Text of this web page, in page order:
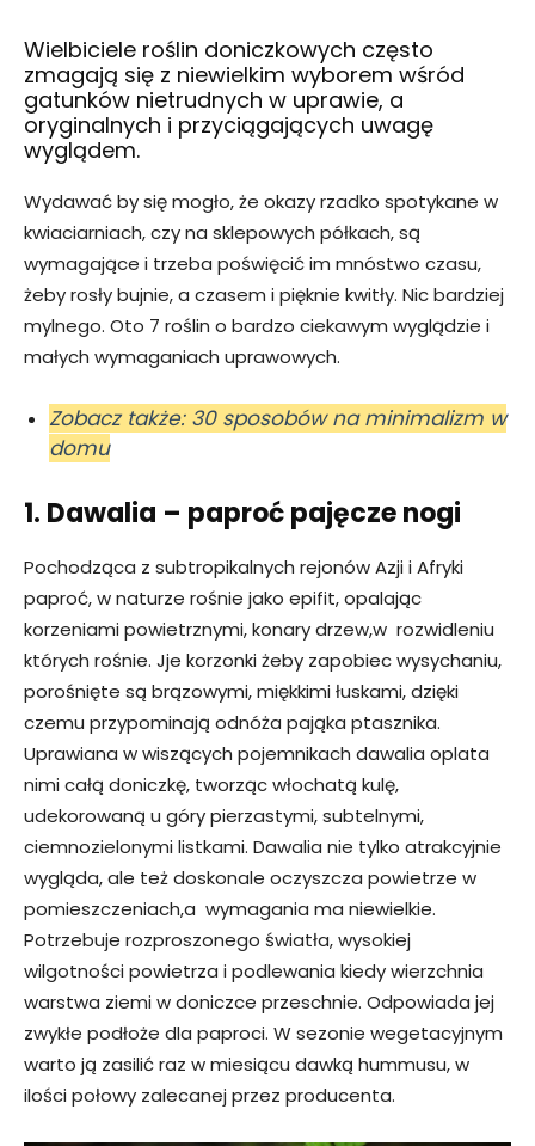
Wielbiciele roślin doniczkowych często
zmagają się z niewielkim wyborem wśród
gatunków nietrudnych w uprawie, a
oryginalnych i przyciągających uwagę
wyglądem.
Wydawać by się mogło, że okazy rzadko spotykane w
kwiaciarniach, czy na sklepowych półkach, są
wymagające i trzeba poświęcić im mnóstwo czasu,
żeby rosły bujnie, a czasem i pięknie kwitły. Nic bardziej
mylnego. Oto 7 roślin o bardzo ciekawym wyglądzie i
małych wymaganiach uprawowych.
Zobacz także: 30 sposobów na minimalizm w
domu
1. Dawalia – paproć pajęcze nogi
Pochodząca z subtropikalnych rejonów Azji i Afryki
paproć, w naturze rośnie jako epifit, opalając
korzeniami powietrznymi, konary drzew,w rozwidleniu
których rośnie. Jje korzonki żeby zapobiec wysychaniu,
porośnięte są brązowymi, miękkimi łuskami, dzięki
czemu przypominają odnóża pająka ptasznika.
Uprawiana w wiszących pojemnikach dawalia oplata
nimi całą doniczkę, tworząc włochatą kulę,
udekorowaną u góry pierzastymi, subtelnymi,
ciemnozielonymi listkami. Dawalia nie tylko atrakcyjnie
wygląda, ale też doskonale oczyszcza powietrze w
pomieszczeniach,a wymagania ma niewielkie.
Potrzebuje rozproszonego światła, wysokiej
wilgotności powietrza i podlewania kiedy wierzchnia
warstwa ziemi w doniczce przeschnie. Odpowiada jej
zwykłe podłoże dla paproci. W sezonie wegetacyjnym
warto ją zasilić raz w miesiącu dawką hummusu, w
ilości połowy zalecanej przez producenta.